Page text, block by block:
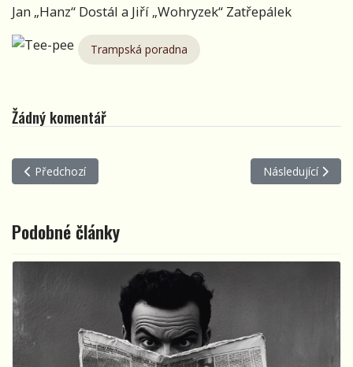
Jan „Hanz“ Dostál a Jiří „Wohryzek“ Zatřepálek
Trampská poradna
Žádný komentář
Předchozí článek: Kde se smí rozdělávat oheň?
Předchozí Další článek:
Následující
Podobné články